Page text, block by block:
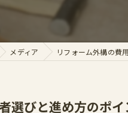
エクステリア
メディア リフォーム外構の費
選びと進め方のポ